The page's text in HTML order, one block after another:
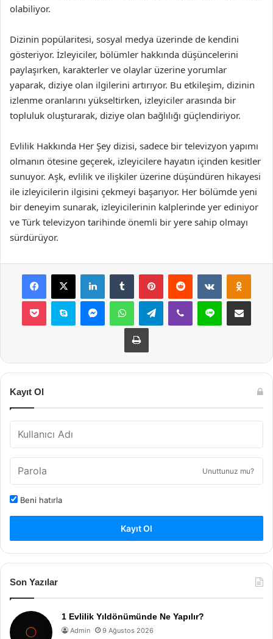
olabiliyor.
Dizinin popülaritesi, sosyal medya üzerinde de kendini
gösteriyor. İzleyiciler, bölümler hakkında düşüncelerini
paylaşırken, karakterler ve olaylar üzerine yorumlar
yaparak, diziye olan ilgilerini artırıyor. Bu etkileşim, dizinin
izlenme oranlarını yükseltirken, izleyiciler arasında bir
topluluk oluşturarak, diziye olan bağlılığı güçlendiriyor.
Evlilik Hakkında Her Şey dizisi, sadece bir televizyon yapımı
olmanın ötesine geçerek, izleyicilere hayatın içinden kesitler
sunuyor. Aşk, evlilik ve ilişkiler üzerine düşündüren hikayesi
ile izleyicilerin ilgisini çekmeyi başarıyor. Her bölümde yeni
bir deneyim sunarak, izleyicilerinin kalplerinde yer ediniyor
ve Türk televizyon tarihinde önemli bir yere sahip olmayı
sürdürüyor.
Facebook
X LinkedInTumblr PinterestReddit VKontakte
Pocket Skype MessengerWhatsAppTelegramViber Line E-Posta ile
Yazdır
Kayıt Ol
Unuttunuz mu?
Beni hatırla
Kayıt Ol
Son Yazılar
1 Evlilik Yıldönümünde Ne Yapılır?
Admin 9 Ağustos 2026